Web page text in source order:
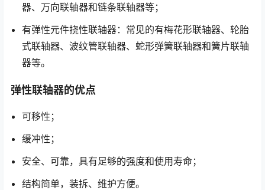
器、万向联轴器和链条联轴器等；
有弹性元件挠性联轴器：常见的有梅花形联轴器、轮胎
式联轴器、波纹管联轴器、蛇形弹簧联轴器和簧片联轴
器等。
弹性联轴器的优点
可移性；
缓冲性；
安全、可靠，具有足够的强度和使用寿命；
结构简单，装拆、维护方便。